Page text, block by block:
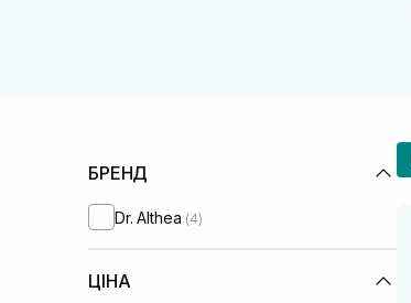
БРЕНД
Dr. Althea (4)
ЦІНА